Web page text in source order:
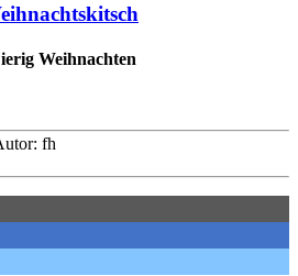
Weihnachten
fh